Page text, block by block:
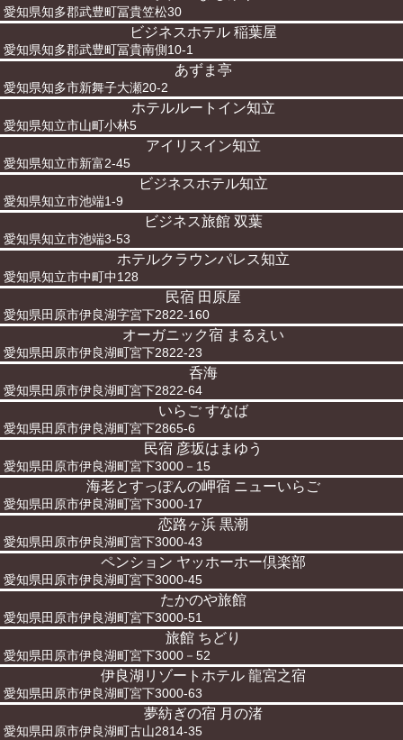
愛知県知多郡武豊町冨貴笠松30
ビジネスホテル 稲葉屋
愛知県知多郡武豊町冨貴南側10-1
あずま亭
愛知県知多市新舞子大瀬20-2
ホテルルートイン知立
愛知県知立市山町小林5
アイリスイン知立
愛知県知立市新富2-45
ビジネスホテル知立
愛知県知立市池端1-9
ビジネス旅館 双葉
愛知県知立市池端3-53
ホテルクラウンパレス知立
愛知県知立市中町中128
民宿 田原屋
愛知県田原市伊良湖字宮下2822-160
オーガニック宿 まるえい
愛知県田原市伊良湖町宮下2822-23
呑海
愛知県田原市伊良湖町宮下2822-64
いらご すなば
愛知県田原市伊良湖町宮下2865-6
民宿 彦坂はまゆう
愛知県田原市伊良湖町宮下3000－15
海老とすっぽんの岬宿 ニューいらご
愛知県田原市伊良湖町宮下3000-17
恋路ヶ浜 黒潮
愛知県田原市伊良湖町宮下3000-43
ペンション ヤッホーホー倶楽部
愛知県田原市伊良湖町宮下3000-45
たかのや旅館
愛知県田原市伊良湖町宮下3000-51
旅館 ちどり
愛知県田原市伊良湖町宮下3000－52
伊良湖リゾートホテル 龍宮之宿
愛知県田原市伊良湖町宮下3000-63
夢紡ぎの宿 月の渚
愛知県田原市伊良湖町古山2814-35